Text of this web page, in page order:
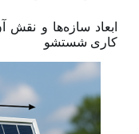
ابعاد سازه‌ها و نقش
کاری شستشو